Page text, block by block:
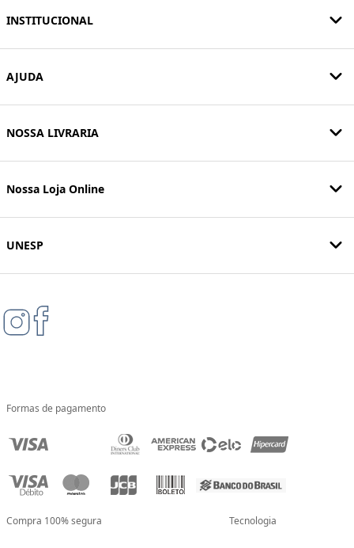
INSTITUCIONAL
AJUDA
NOSSA LIVRARIA
Nossa Loja Online
UNESP
Formas de pagamento
Compra 100% segura Tecnologia